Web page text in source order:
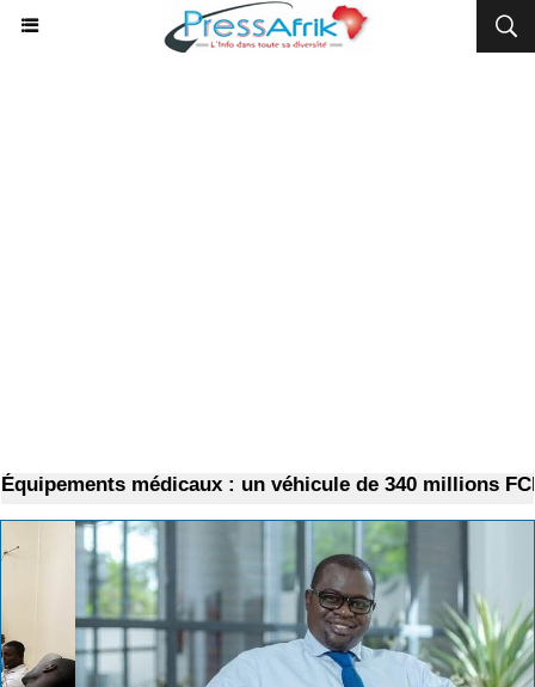
médicaux : un véhicule de 340 millions